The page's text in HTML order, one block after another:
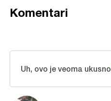
Komentari
Uh, ovo je veoma ukusno